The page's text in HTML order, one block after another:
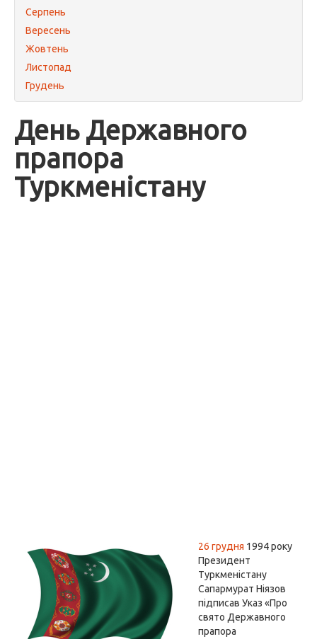
Серпень
Вересень
Жовтень
Листопад
Грудень
День Державного
прапора
Туркменістану
26 грудня 1994 року
Президент
Туркменістану
Сапармурат Ніязов
підписав Указ «Про
свято Державного
прапора